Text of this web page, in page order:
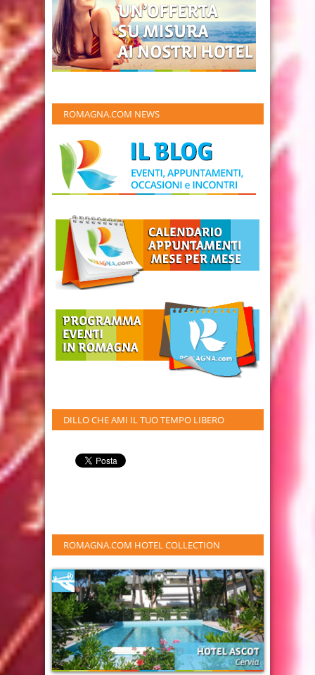
ROMAGNA.COM NEWS
DILLO CHE AMI IL TUO TEMPO LIBERO
ROMAGNA.COM HOTEL COLLECTION